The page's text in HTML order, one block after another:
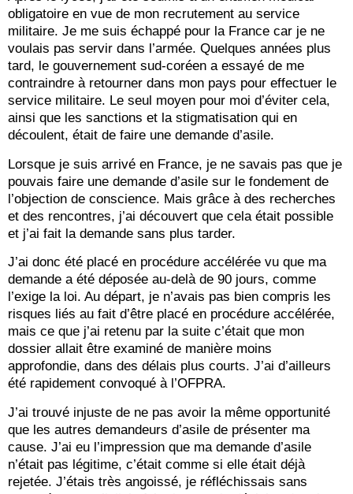
obligatoire en vue de mon recrutement au service
militaire. Je me suis échappé pour la France car je ne
voulais pas servir dans l’armée. Quelques années plus
tard, le gouvernement sud-coréen a essayé de me
contraindre à retourner dans mon pays pour effectuer le
service militaire. Le seul moyen pour moi d’éviter cela,
ainsi que les sanctions et la stigmatisation qui en
découlent, était de faire une demande d’asile.
Lorsque je suis arrivé en France, je ne savais pas que je
pouvais faire une demande d’asile sur le fondement de
l’objection de conscience. Mais grâce à des recherches
et des rencontres, j’ai découvert que cela était possible
et j’ai fait la demande sans plus tarder.
J’ai donc été placé en procédure accélérée vu que ma
demande a été déposée au-delà de 90 jours, comme
l’exige la loi. Au départ, je n’avais pas bien compris les
risques liés au fait d’être placé en procédure accélérée,
mais ce que j’ai retenu par la suite c’était que mon
dossier allait être examiné de manière moins
approfondie, dans des délais plus courts. J’ai d’ailleurs
été rapidement convoqué à l’OFPRA.
J’ai trouvé injuste de ne pas avoir la même opportunité
que les autres demandeurs d’asile de présenter ma
cause. J’ai eu l’impression que ma demande d’asile
n’était pas légitime, c’était comme si elle était déjà
rejetée. J’étais très angoissé, je réfléchissais sans